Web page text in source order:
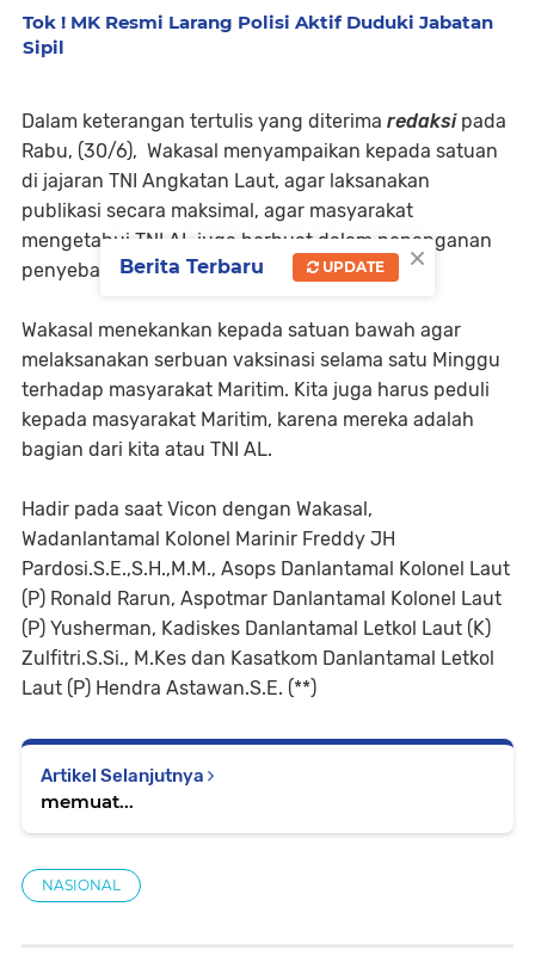
Tok ! MK Resmi Larang Polisi Aktif Duduki Jabatan
Sipil
Dalam keterangan tertulis yang diterima redaksi pada
Rabu, (30/6), Wakasal menyampaikan kepada satuan
di jajaran TNI Angkatan Laut, agar laksanakan
publikasi secara maksimal, agar masyarakat
mengetahui TNI AL juga berbuat dalam penanganan
penyebaran Pandemi Covid-19 ini.
Wakasal menekankan kepada satuan bawah agar
melaksanakan serbuan vaksinasi selama satu Minggu
terhadap masyarakat Maritim. Kita juga harus peduli
kepada masyarakat Maritim, karena mereka adalah
bagian dari kita atau TNI AL.
Hadir pada saat Vicon dengan Wakasal,
Wadanlantamal Kolonel Marinir Freddy JH
Pardosi.S.E.,S.H.,M.M., Asops Danlantamal Kolonel Laut
(P) Ronald Rarun, Aspotmar Danlantamal Kolonel Laut
(P) Yusherman, Kadiskes Danlantamal Letkol Laut (K)
Zulfitri.S.Si., M.Kes dan Kasatkom Danlantamal Letkol
Laut (P) Hendra Astawan.S.E. (**)
Artikel Selanjutnya
memuat...
NASIONAL
×
Berita Terbaru UPDATE